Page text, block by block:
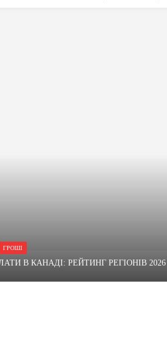
ГРОШІ
В КАНАДІ: РЕЙТИНГ РЕГІОНІВ 2026